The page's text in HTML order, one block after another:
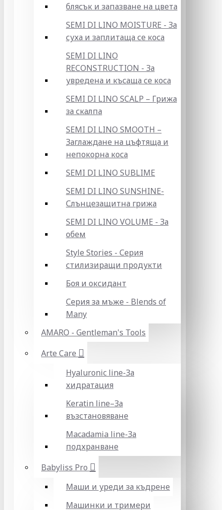
блясък и запазване на цвета
SEMI DI LINO MOISTURE - За
суха и заплитаща се коса
SEMI DI LINO
RECONSTRUCTION - За
увредена и късаща се коса
SEMI DI LINO SCALP – Грижа
за скалпа
SEMI DI LINO SMOOTH –
Заглаждане на цъфтяща и
непокорна коса
SEMI DI LINO SUBLIME
SEMI DI LINO SUNSHINE-
Слънцезащитна грижа
SEMI DI LINO VOLUME - За
обем
Style Stories - Серия
стилизиращи продукти
Боя и оксидант
Серия за мъже - Blends of
Many
AMARO - Gentleman's Tools
Arte Care
Hyaluronic line-За
хидратация
Keratin line–За
възстановяване
Macadamia line-За
подхранване
Babyliss Pro
Маши и уреди за къдрене
Машинки и тримери